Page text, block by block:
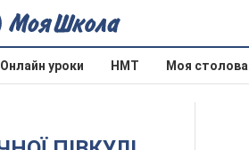
Онлайн уроки НМТ Моя